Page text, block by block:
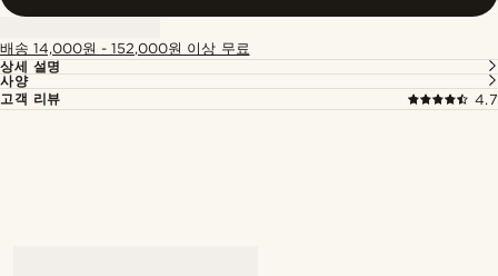
배송 14,000원 - 152,000원 이상 무료
상세 설명
사양
고객 리뷰
4.7